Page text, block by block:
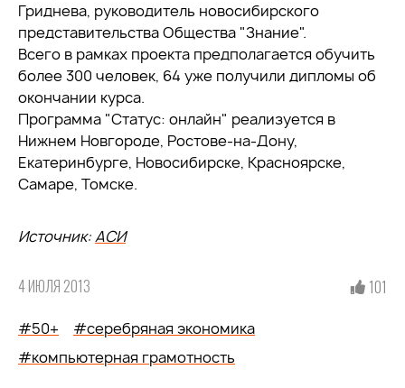
Гриднева, руководитель новосибирского
представительства Общества "Знание".
Всего в рамках проекта предполагается обучить
более 300 человек, 64 уже получили дипломы об
окончании курса.
Программа "Статус: онлайн" реализуется в
Нижнем Новгороде, Ростове-на-Дону,
Екатеринбурге, Новосибирске, Красноярске,
Самаре, Томске.
Источник:АСИ
4 ИЮЛЯ 2013 101
#50+
#серебряная экономика
#компьютерная грамотность